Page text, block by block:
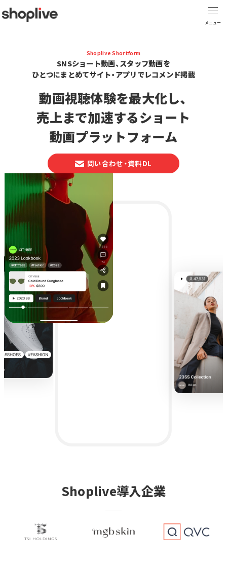
Shoplive Shortform
SNSショート動画、スタッフ動画を
ひとつにまとめてサイト・アプリでレコメンド掲載
動画視聴体験を最大化し、
売上まで加速するショート
動画プラットフォーム
問い合わせ・資料DL
Shoplive導入企業